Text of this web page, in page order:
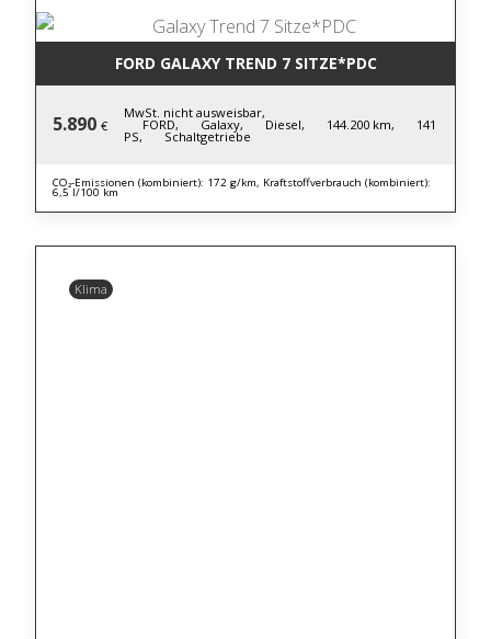
FORD GALAXY TREND 7 SITZE*PDC
5.890 €
MwSt. nicht ausweisbar,
FORD, Galaxy, Diesel, 144.200 km, 141
PS, Schaltgetriebe
CO₂-Emissionen (kombiniert): 172 g/km, Kraftstoffverbrauch (kombiniert):
6,5 l/100 km
Klima